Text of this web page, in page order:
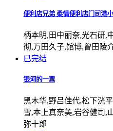
便利店兄弟 柔情便利店门司港
柄本明,田中丽奈,光石研,
彻,万田久子,馆博,曾田陵
已完结
银河的一票
黑木华,野吕佳代,松下洸
雪,本上真奈美,岩谷健司,
弥十郎